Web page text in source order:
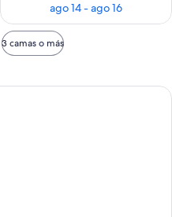
ago 14 - ago 16
3 camas o más
Minibar, caja de seguridad en la